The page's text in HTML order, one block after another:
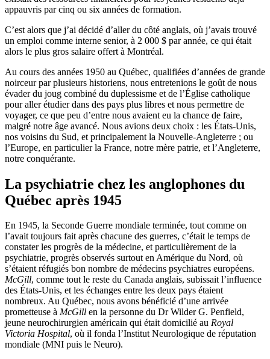
appauvris par cinq ou six années de formation.
C’est alors que j’ai décidé d’aller du côté anglais, où j’avais trouvé
un emploi comme interne senior, à 2 000 $ par année, ce qui était
alors le plus gros salaire offert à Montréal.
Au cours des années 1950 au Québec, qualifiées d’années de grande
noirceur par plusieurs historiens, nous entretenions le goût de nous
évader du joug combiné du duplessisme et de l’Église catholique
pour aller étudier dans des pays plus libres et nous permettre de
voyager, ce que peu d’entre nous avaient eu la chance de faire,
malgré notre âge avancé. Nous avions deux choix : les États-Unis,
nos voisins du Sud, et principalement la Nouvelle-Angleterre ; ou
l’Europe, en particulier la France, notre mère patrie, et l’Angleterre,
notre conquérante.
La psychiatrie chez les anglophones du
Québec après 1945
En 1945, la Seconde Guerre mondiale terminée, tout comme on
l’avait toujours fait après chacune des guerres, c’était le temps de
constater les progrès de la médecine, et particulièrement de la
psychiatrie, progrès observés surtout en Amérique du Nord, où
s’étaient réfugiés bon nombre de médecins psychiatres européens.
McGill, comme tout le reste du Canada anglais, subissait l’influence
des États-Unis, et les échanges entre les deux pays étaient
nombreux. Au Québec, nous avons bénéficié d’une arrivée
prometteuse à McGill en la personne du Dr Wilder G. Penfield,
jeune neurochirurgien américain qui était domicilié au Royal
Victoria Hospital, où il fonda l’Institut Neurologique de réputation
mondiale (MNI puis le Neuro).